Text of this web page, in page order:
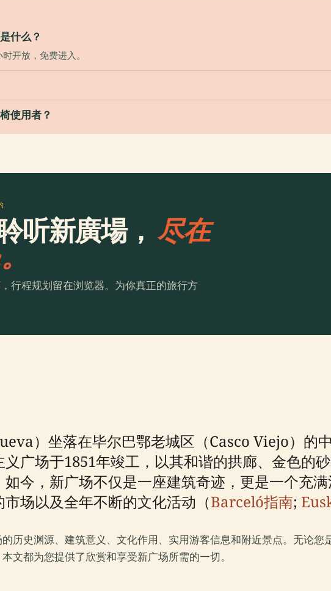
什么？
开放，免费进入。
使用者？
听新廣場， 尽在
行程规划留在浏览器。为你真正的旅行方
）坐落在毕尔巴鄂老城区（Casco Viejo）的
广场于1851年竣工，以其和谐的拱廊、金色的
今，新广场不仅是一座建筑奇迹，更是一个充
场以及全年不断的文化活动（Barceló指南;
历史渊源、建筑意义、文化作用、实用游客信息和附近景点。无论
文都为您提供了欣赏和享受新广场所需的一切。